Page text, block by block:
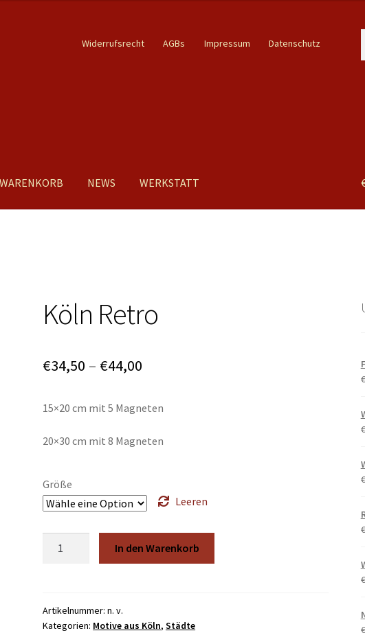
Widerrufsrecht AGBs Impressum Datenschutz
WARENKORB NEWS WERKSTATT
Köln Retro
€34,50 – €44,00
bis
€44,00
15×20 cm mit 5 Magneten
20×30 cm mit 8 Magneten
Größe
Leeren
In den Warenkorb
Artikelnummer:n. v.
Kategorien: Motive aus Köln,Städte
€
€
€
€
€
€